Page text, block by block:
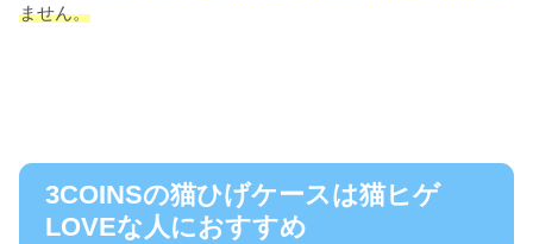
ません。
3COINSの猫ひげケースは猫ヒゲ
LOVEな人におすすめ